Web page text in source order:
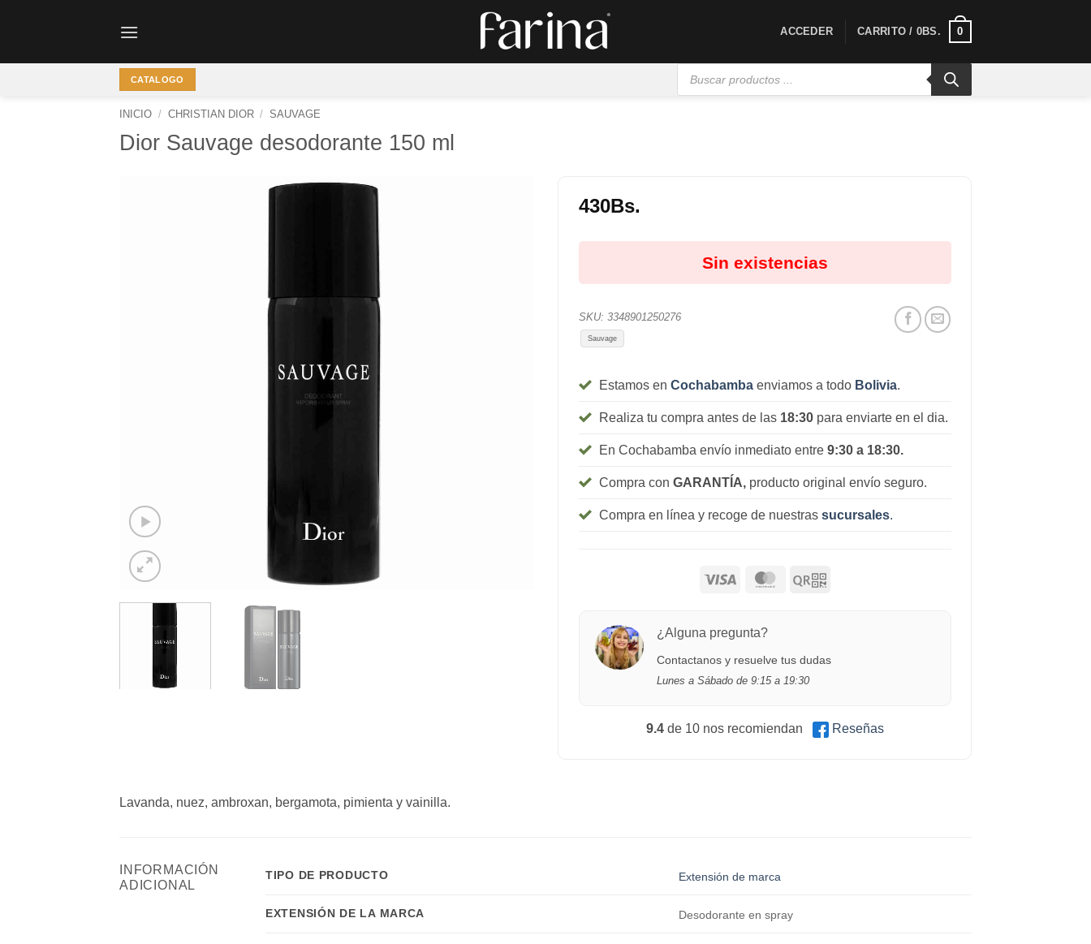
ACCEDER CARRITO / 0BS. 0
CATALOGO
Búsqueda
INICIO / CHRISTIAN DIOR / SAUVAGE
Dior Sauvage desodorante 150 ml
430Bs.
Sin existencias
SKU: 3348901250276
Sauvage
Estamos en Cochabamba enviamos a todo Bolivia.
Realiza tu compra antes de las 18:30para enviarte en el dia.
En Cochabamba envío inmediato entre 9:30 a 18:30.
Compra con GARANTÍA,producto original envío seguro.
Compra en línea y recoge de nuestras sucursales.
¿Alguna pregunta?
Contactanos y resuelve tus dudas
Lunes a Sábado de 9:15 a 19:30
9.4de 10 nos recomiendan Reseñas
Lavanda, nuez, ambroxan, bergamota, pimienta y vainilla.
INFORMACIÓN
ADICIONAL
TIPO DE PRODUCTO Extensión de marca
EXTENSIÓN DE LA MARCA Desodorante en spray